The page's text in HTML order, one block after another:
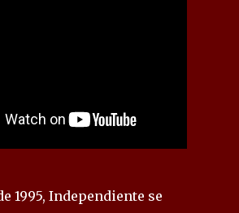
1995, Independiente se